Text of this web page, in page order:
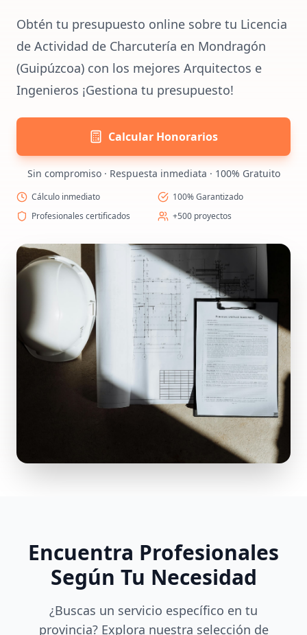
Obtén tu presupuesto online sobre tu Licencia
de Actividad de Charcutería en Mondragón
(Guipúzcoa) con los mejores Arquitectos e
Ingenieros ¡Gestiona tu presupuesto!
Calcular Honorarios
Sin compromiso · Respuesta inmediata · 100% Gratuito
Cálculo inmediato
100% Garantizado
Profesionales certificados
+500 proyectos
Encuentra Profesionales
Según Tu Necesidad
¿Buscas un servicio específico en tu
provincia? Explora nuestra selección de